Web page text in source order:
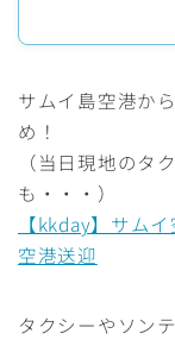
サムイ島空港か
め！
（当日現地のタ
も・・・）
【kkday】サム
空港送迎
タクシーやソン